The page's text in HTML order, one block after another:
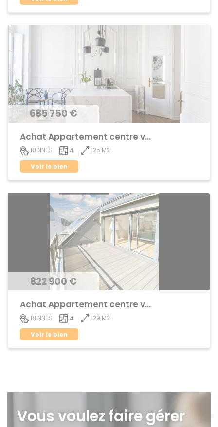
685 750 €
Achat Appartement centre ville
RENNES 4
125 M2
Voir le bien
822 900 €
Achat Appartement centre ville
RENNES 4
129 M2
Voir le bien
Vous voulez faire gérer